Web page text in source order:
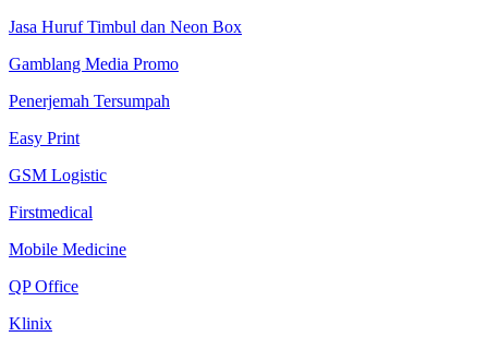
Jasa Huruf Timbul dan Neon Box
Gamblang Media Promo
Penerjemah Tersumpah
Easy Print
GSM Logistic
Firstmedical
Mobile Medicine
QP Office
Klinix